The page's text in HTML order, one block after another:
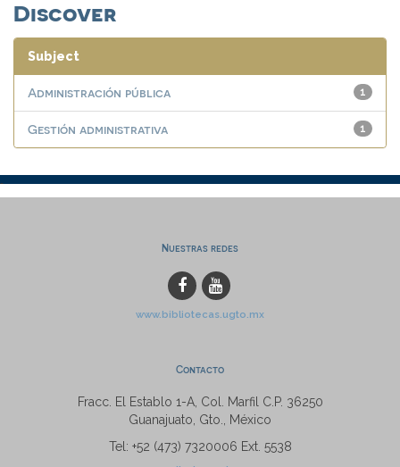
Discover
Subject
1
Administración pública
1
Gestión administrativa
Nuestras redes
www.bibliotecas.ugto.mx
Contacto
Fracc. El Establo 1-A, Col. Marfil C.P. 36250
Guanajuato, Gto., México
Tel: +52 (473) 7320006 Ext. 5538